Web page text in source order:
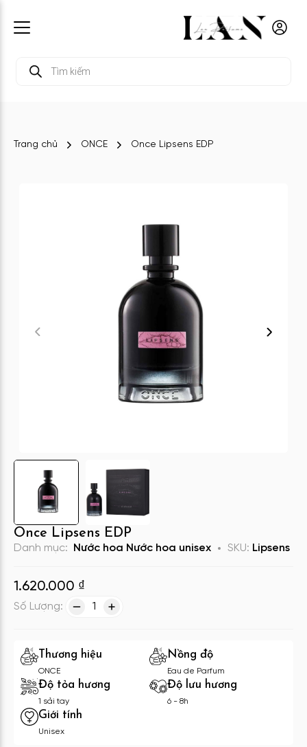
kiếm
Trang chủ ONCE Once Lipsens EDP
Once Lipsens EDP
Danh mục: Nước hoa Nước hoa unisex SKU: Lipsens
1.620.000 ₫
Số Lượng: 1
Thương hiệu
ONCE
Nồng độ
Eau de Parfum
Độ tỏa hương
1 sải tay
Độ lưu hương
6 - 8h
Giới tính
Unisex